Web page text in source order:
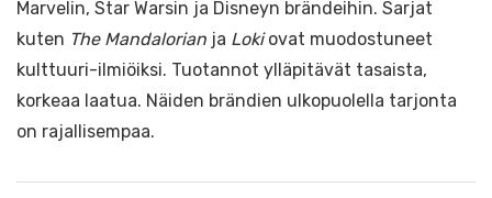
Marvelin, Star Warsin ja Disneyn brändeihin. Sarjat
kuten The Mandalorian ja Lokiovat muodostuneet
kulttuuri-ilmiöiksi. Tuotannot ylläpitävät tasaista,
korkeaa laatua. Näiden brändien ulkopuolella tarjonta
on rajallisempaa.